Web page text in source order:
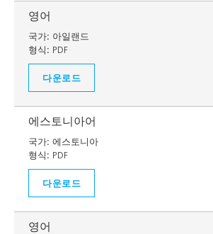
영어
국가: 아일랜드
형식: PDF
다운로드
에스토니아어
국가: 에스토니아
형식: PDF
다운로드
영어